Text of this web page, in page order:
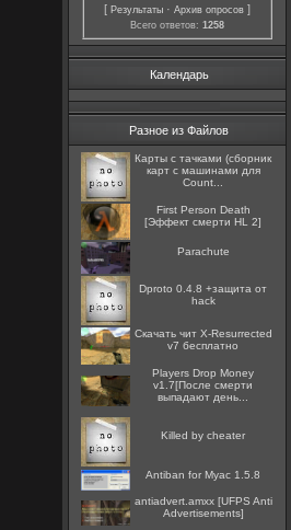
[Результаты ·Архив опросов ]
Всего ответов:1258
Календарь
Разное из Файлов
Карты с тачками (сборник
карт с машинами для
Count...
First Person Death
[Эффект смерти HL 2]
Parachute
Dproto 0.4.8 +защита от
hack
Скачать чит X-Resurrected
v7 бесплатно
Players Drop Money
v1.7[После смерти
выпадают день...
Killed by cheater
Antiban for Myac 1.5.8
antiadvert.amxx [UFPS Anti
Advertisements]